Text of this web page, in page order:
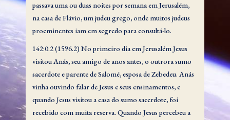
passava uma ou duas noites por semana em Jerusalém,
na casa de Flávio, um judeu grego, onde muitos judeus
proeminentes iam em segredo para consultá-lo.
142:0.2 (1596.2) No primeiro dia em Jerusalém Jesus
visitou Anás, seu amigo de anos antes, o outrora sumo
sacerdote e parente de Salomé, esposa de Zebedeu. Anás
vinha ouvindo falar de Jesus e seus ensinamentos, e
quando Jesus visitou a casa do sumo sacerdote, foi
recebido com muita reserva. Quando Jesus percebeu a